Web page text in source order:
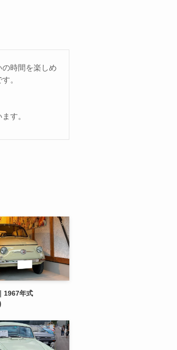
時間を楽しめ
。
す。
1967年式